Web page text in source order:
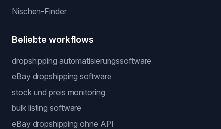
Nischen-Finder
Beliebte workflows
dropshipping automatisierungssoftware
eBay dropshipping software
stock und preis monitoring
bulk listing software
eBay dropshipping ohne API